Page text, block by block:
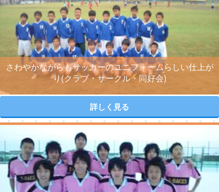
さわやかながらもサッカーのユニフォームらしい仕上が
り(クラブ・サークル・同好会)
詳しく見る